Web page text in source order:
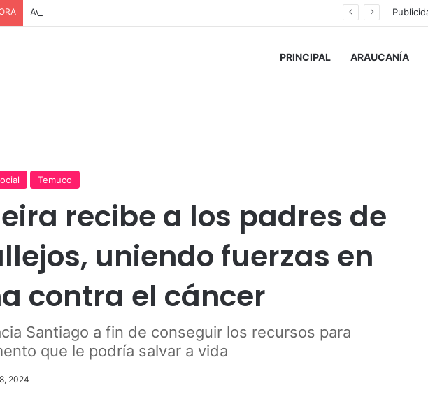
PRINCIPAL ARAUCANÍA
Temuco
recibe a los padres de
uniendo fuerzas en
contra el cáncer
Santiago a fin de conseguir los recursos para
que le podría salvar a vida
2024